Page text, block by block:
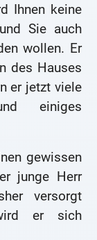
Ihnen keine
Sie auch
wollen. Er
des Hauses
er jetzt viele
einiges
gewissen
junge Herr
versorgt
er sich